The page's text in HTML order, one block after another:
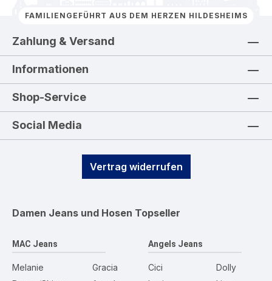
FAMILIENGEFÜHRT AUS DEM HERZEN HILDESHEIMS
Zahlung & Versand
Informationen
Shop-Service
Social Media
Vertrag widerrufen
Damen Jeans und Hosen Topseller
MAC Jeans
Melanie
Gracia
Angels Jeans
Cici
Dolly